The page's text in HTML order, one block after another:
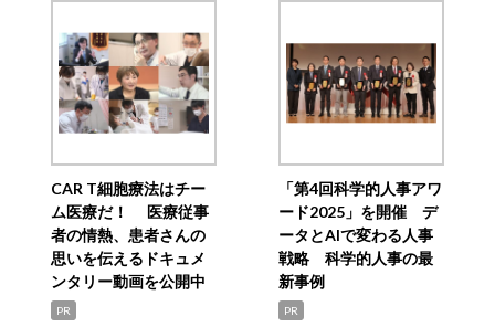
CAR T細胞療法はチー
ム医療だ！ 医療従事
者の情熱、患者さんの
思いを伝えるドキュメ
ンタリー動画を公開中
PR
「第4回科学的人事アワ
ード2025」を開催 デ
ータとAIで変わる人事
戦略 科学的人事の最
新事例
PR